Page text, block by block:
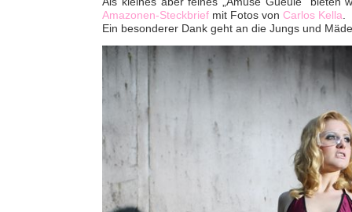
Amazonen-Steckbrief mit Fotos von Carlos Kella.
Ein besonderer Dank geht an die Jungs und